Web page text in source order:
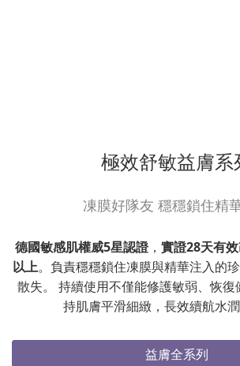
極效舒敏益膚系
凍膜好隊友 穩穩鎖住精
德國敏感肌權威5星認證， 實證28天有
以上。負責穩穩鎖住凍膜與精華注入的
散失。 持續使用不僅能修護敏弱、恢
持肌膚平滑細緻，長效續航水潤
益膚全系列